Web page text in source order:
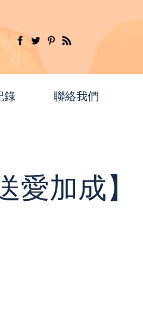
錄 聯絡我們
愛加成】